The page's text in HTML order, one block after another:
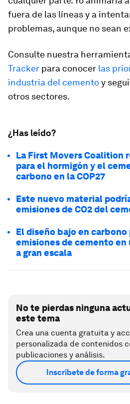
fuera de las líneas y a
problemas, aunque no sean
Consulte nuestra
Tracker para conocer las
industria del cementoy
otros sectores.
¿Has leído?
La First Movers Coalition
para el hormigón y el
carbono en la COP27
Este nuevo material
emisiones de CO2 del
El diseño bajo en
emisiones de cemento en
a gran escala
No te pierdas ninguna
este tema
Crea una cuenta gratuita y
personalizada de contenidos
publicaciones y análisis.
Inscríbete de forma